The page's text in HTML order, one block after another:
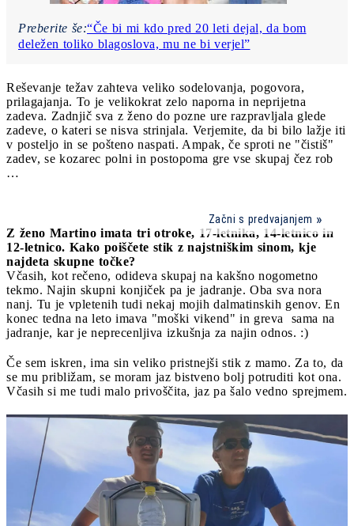
Preberite še:“Če bi mi kdo pred 20 leti dejal, da bom
deležen toliko blagoslova, mu ne bi verjel”
Reševanje težav zahteva veliko sodelovanja, pogovora,
prilagajanja. To je velikokrat zelo naporna in neprijetna
zadeva. Zadnjič sva z ženo do pozne ure razpravljala glede
zadeve, o kateri se nisva strinjala. Verjemite, da bi bilo lažje iti
v posteljo in se pošteno naspati. Ampak, če sproti ne "čistiš"
zadev, se kozarec polni in postopoma gre vse skupaj čez rob
…
Začni s predvajanjem
Z ženo Martino imata tri otroke, 17-letnika, 14-letnico in
12-letnico. Kako poiščete stik z najstniškim sinom, kje
najdeta skupne točke?
Včasih, kot rečeno, odideva skupaj na kakšno nogometno
tekmo. Najin skupni konjiček pa je jadranje. Oba sva nora
nanj. Tu je vpletenih tudi nekaj mojih dalmatinskih genov. En
konec tedna na leto imava "moški vikend" in greva sama na
jadranje, kar je neprecenljiva izkušnja za najin odnos. :)
Če sem iskren, ima sin veliko pristnejši stik z mamo. Za to, da
se mu približam, se moram jaz bistveno bolj potruditi kot ona.
Včasih si me tudi malo privoščita, jaz pa šalo vedno sprejmem.